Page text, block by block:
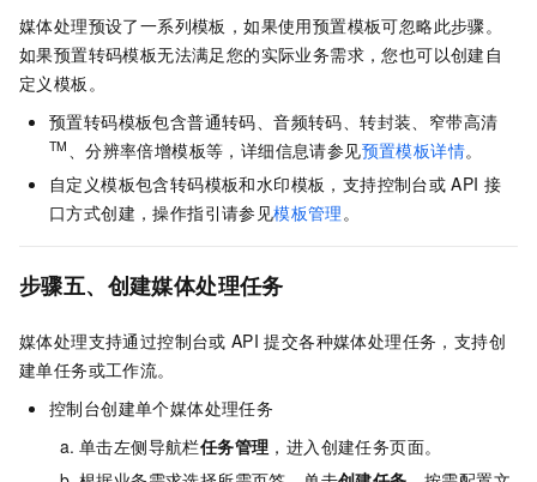
媒体处理预设了一系列模板，如果使用预置模板可忽略此步骤。
如果预置转码模板无法满足您的实际业务需求，您也可以创建自
定义模板。
预置转码模板包含普通转码、音频转码、转封装、窄带高清
TM 、分辨率倍增模板等，详细信息请参见预置模板详情。
自定义模板包含转码模板和水印模板，支持控制台或 API 接
口方式创建，操作指引请参见模板管理 。
步骤五、创建媒体处理任务
媒体处理支持通过控制台或 API 提交各种媒体处理任务，支持创
建单任务或工作流。
控制台创建单个媒体处理任务
单击左侧导航栏任务管理 ，进入创建任务页面。